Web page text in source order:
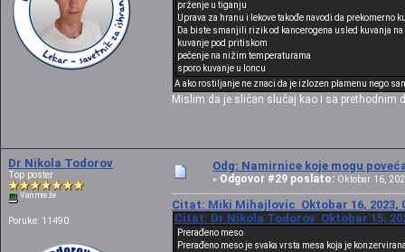
prženje u tiganju
Uprava za hranu i lekove takođe navodi da prekomerno
Da biste smanjili rizik od kancerogena usled kuvanja
kuvanje pod pritiskom
pečenje na nižim temperaturama
sporo kuvanje u loncu
A ako rostiljanje ne znaci da je izlozen plamenu nego
Mislim da je sličan slučaj kao i sa prethodnim
Dr Nikola Todorov
Top poster
Van mreže
Poruke: 11490
Odg: Namirnice koje mogu
« Odgovor #29 poslato: Oktobar 16,
Citat: Miki Mihajlovic Oktobar 16, 2023,
Citat: Dr Nikola Todorov Oktobar 15,
Prerađeno meso
Prerađeno meso je svaka vrsta mesa koja je